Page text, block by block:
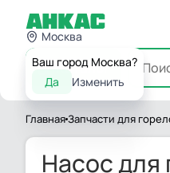
Москва
Ваш город Москва?
Да
Изменить
Каталог
ГлавнаяЗапчасти для
Насос для